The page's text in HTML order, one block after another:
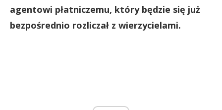
agentowi płatniczemu, który będzie się już
bezpośrednio rozliczał z wierzycielami.